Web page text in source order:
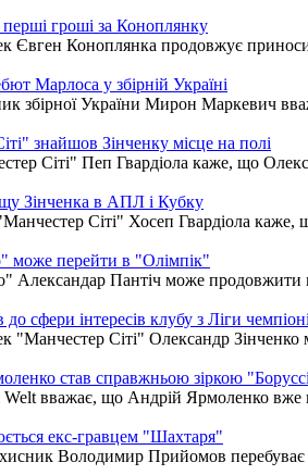
гроші за Коноплянку
Євген Коноплянка продовжує
Марлоса у збірній Україні
збірної України Мирон Маркевич
знайшов Зінченку місце на полі
Сіті" Пеп Гвардіола каже, що
Зінченка в АПЛ і Кубку
Сіті" Хосеп Гвардіола каже,
може перейти в "Олімпік"
Александар Пантіч може продовжити
сфери інтересів клубу з Ліги
"Манчестер Сіті" Олександр
став справжньою зіркою
вважає, що Андрій Ярмоленко вже
екс-гравцем "Шахтаря"
Володимир Прийомов перебуває